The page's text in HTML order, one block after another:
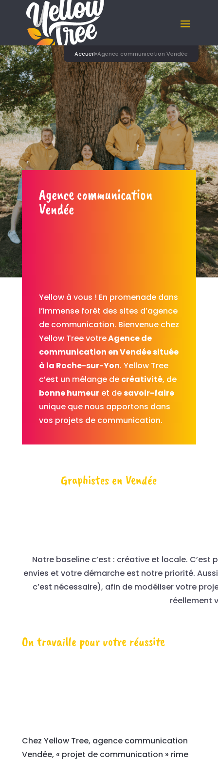
Accueil»Agence communication Vendée
Agence communication
Vendée
Yellow à vous ! En promenade dans
l’immense forêt des sites d’agence
de communication. Bienvenue chez
Yellow Tree votreAgence de
communication en Vendée située
à la Roche-sur-Yon. Yellow Tree
c’est un mélange de créativité, de
bonne humeuret desavoir-faire
unique que nous apportons dans
vos projets de communication.
Graphistes en Vendée
Notre baseline c’est : créative et locale.
envies et votre démarche est notre priorité.
c’est nécessaire), afin de modéliser votre
réellement
On travaille pour votre réussite
Chez Yellow Tree, agence communication
Vendée, « projet de communication » rime